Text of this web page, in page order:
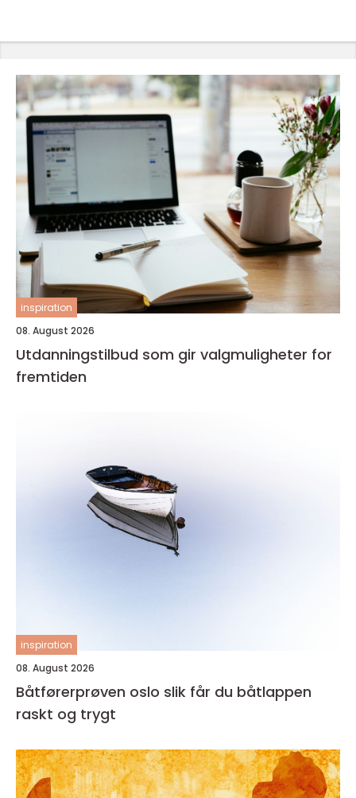
inspiration
08. August 2026
Utdanningstilbud som gir valgmuligheter for
fremtiden
inspiration
08. August 2026
Båtførerprøven oslo slik får du båtlappen
raskt og trygt